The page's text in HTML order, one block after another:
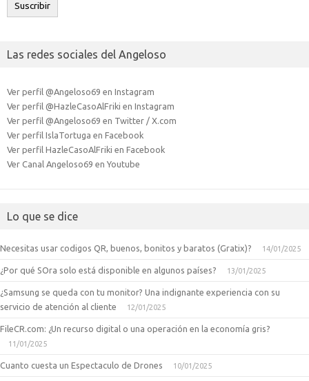
Suscribir
Las redes sociales del Angeloso
Ver perfil @Angeloso69 en Instagram
Ver perfil @HazleCasoAlFriki en Instagram
Ver perfil @Angeloso69 en Twitter / X.com
Ver perfil IslaTortuga en Facebook
Ver perfil HazleCasoAlFriki en Facebook
Ver Canal Angeloso69 en Youtube
Lo que se dice
Necesitas usar codigos QR, buenos, bonitos y baratos (Gratix)? 14/01/2025
¿Por qué SOra solo está disponible en algunos países? 13/01/2025
¿Samsung se queda con tu monitor? Una indignante experiencia con su
servicio de atención al cliente
12/01/2025
FileCR.com: ¿Un recurso digital o una operación en la economía gris?
11/01/2025
Cuanto cuesta un Espectaculo de Drones 10/01/2025